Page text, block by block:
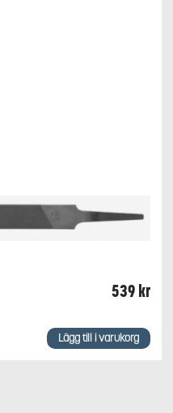
539kr
Lägg till i varukorg